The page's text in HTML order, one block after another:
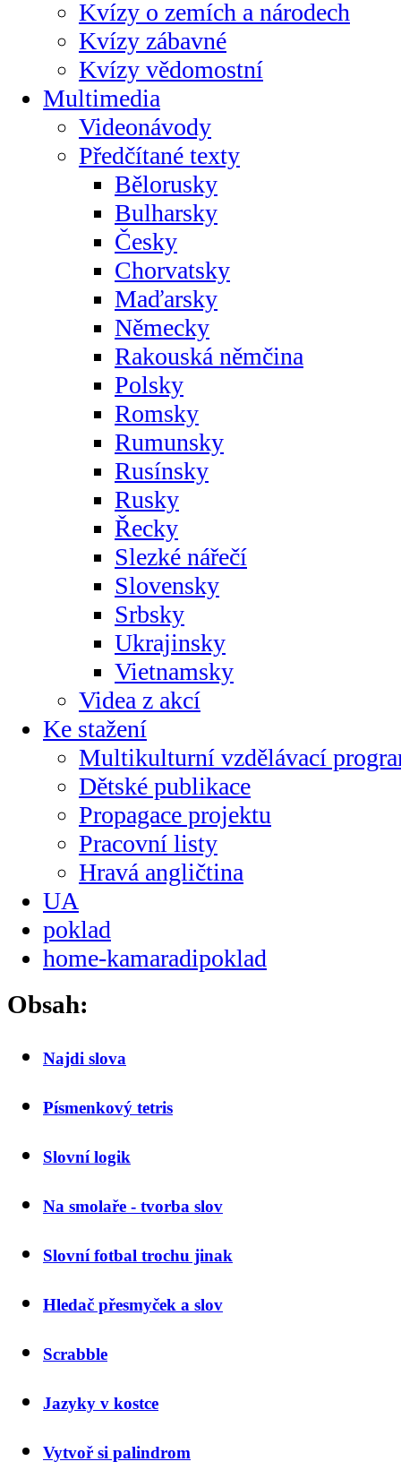
Kvízy o zemích a národech
Kvízy zábavné
Kvízy vědomostní
Multimedia
Videonávody
Předčítané texty
Bělorusky
Bulharsky
Česky
Chorvatsky
Maďarsky
Německy
Rakouská němčina
Polsky
Romsky
Rumunsky
Rusínsky
Rusky
Řecky
Slezké nářečí
Slovensky
Srbsky
Ukrajinsky
Vietnamsky
Videa z akcí
Ke stažení
Multikulturní vzdělávací
Dětské publikace
Propagace projektu
Pracovní listy
Hravá angličtina
UA
poklad
home-kamaradipoklad
Obsah:
Najdi slova
Písmenkový tetris
Slovní logik
Na smolaře - tvorba slov
Slovní fotbal trochu jinak
Hledač přesmyček a slov
Scrabble
Jazyky v kostce
Vytvoř si palindrom